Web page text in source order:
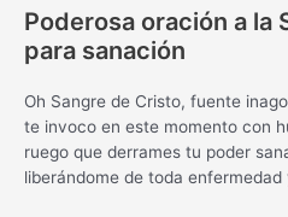
Poderosa oración a la
para sanación
Oh Sangre de Cristo, fuente
te invoco en este momento con
ruego que derrames tu poder
liberándome de toda